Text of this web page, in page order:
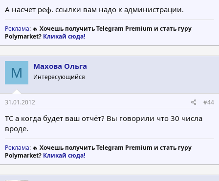
А насчет реф. ссылки вам надо к администрации.
Реклама: 🔥 Хочешь получить Telegram Premium и стать гуру
Polymarket? Кликай сюда!
М Махова Ольга
Интересующийся
31.01.2012 #44
ТС а когда будет ваш отчёт? Вы говорили что 30 числа
вроде.
Реклама: 🔥 Хочешь получить Telegram Premium и стать гуру
Polymarket? Кликай сюда!